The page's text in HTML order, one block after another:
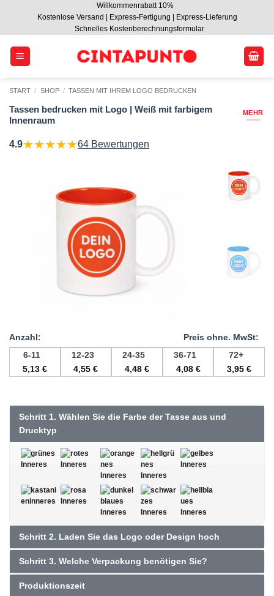
springen
Willkommenrabatt 10%
Kostenlose Versand | Express-Fertigung | Express-Lieferung
Schnelles Kostenberechnungsformular
START / SHOP / TASSEN MIT IHREM LOGO BEDRUCKEN
Tassen bedrucken mit Logo | Weiß mit farbigem
Innenraum
4.9★★★★★64 Bewertungen
MEHR
6-11
5,13 €
12-23
4,55€
24-35
4,48 €
36-71
4,08 €
72+
3,95€
Schritt 1. Wählen Sie die Farbe der Tasse aus und
Drucktyp
Schritt 2. Laden Sie das Logo oder Design hoch
Schritt 3. Welche Verpackung benötigen Sie?
Produktionszeit